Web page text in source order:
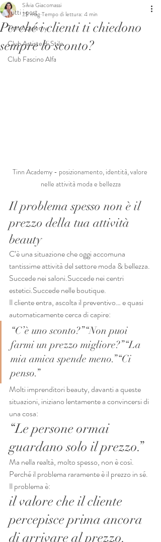
Tutti i post
Tinn Academy
Club Artiste di Stile
Club Fascino Alfa
Perché i clienti ti chiedono
sempre lo sconto?
Silvia Giacomassi
25 mag Tempo di lettura: 4 min
Tinn Academy - posizionamento, identità, valore
nelle attività moda e bellezza
Il problema spesso non è il
prezzo della tua attività
beauty
C’è una situazione che oggi accomuna
tantissime attività del settore moda & bellezza.
Succede nei saloni.Succede nei centri
estetici.Succede nelle boutique.
Il cliente entra, ascolta il preventivo… e quasi
automaticamente cerca di capire:
“C’è uno sconto?”“Non puoi
farmi un prezzo migliore?”“La
mia amica spende meno.”“Ci
penso.”
Molti imprenditori beauty, davanti a queste
situazioni, iniziano lentamente a convincersi di
una cosa:
“Le persone ormai
guardano solo il prezzo.”
Ma nella realtà, molto spesso, non è così.
Perché il problema raramente è il prezzo in sé.
Il problema è:
il valore che il cliente
percepisce prima ancora
di arrivare al prezzo.